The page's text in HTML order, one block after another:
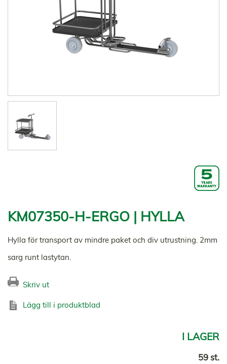
KM07350-H-ERGO | HYLLA
Hylla för transport av mindre paket och div utrustning. 2mm
sarg runt lastytan.
Skriv ut
Lägg till i produktblad
I LAGER
59 st.